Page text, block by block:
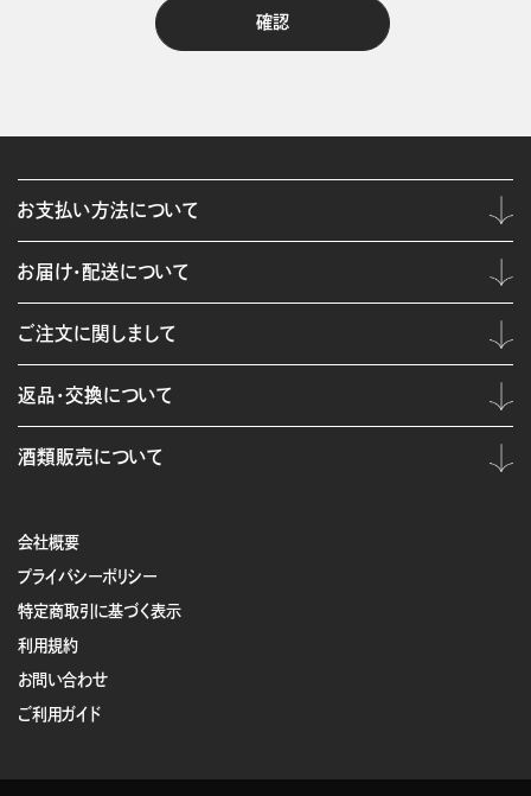
会社概要
プライバシーポリシー
特定商取引に基づく表示
利用規約
お問い合わせ
ご利用ガイド
お支払い方法について
お届け・配送について
ご注文に関しまして
返品・交換について
酒類販売について